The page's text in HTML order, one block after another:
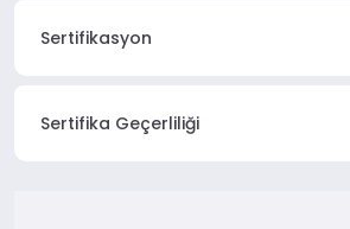
Sertifikasyon
Sertifika Geçerliliği